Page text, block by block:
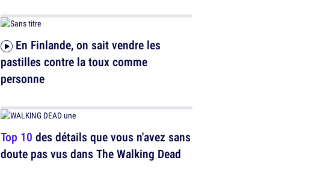
pastilles contre la toux comme
personne
Top 10 des détails que vous n'avez sans
doute pas vus dans The Walking Dead